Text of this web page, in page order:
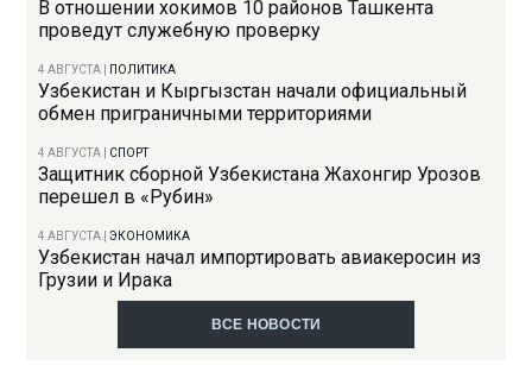
В отношении хокимов 10 районов Ташкента
проведут служебную проверку
4 АВГУСТА ПОЛИТИКА
Узбекистан и Кыргызстан начали официальный
обмен приграничными территориями
4 АВГУСТА СПОРТ
Защитник сборной Узбекистана Жахонгир Урозов
перешел в «Рубин»
4 АВГУСТА |ЭКОНОМИКА
Узбекистан начал импортировать авиакеросин из
Грузии и Ирака
ВСЕ НОВОСТИ